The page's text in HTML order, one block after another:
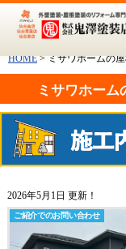
HOME > ミサワホームの
ミサワホーム
2026年5月1日 更新！
ご紹介でのお問い合わせ